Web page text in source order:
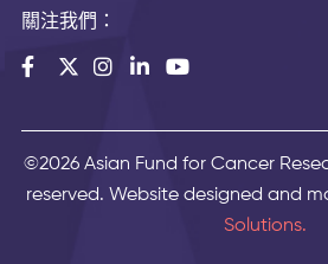
關注我們：
©2026 Asian Fund for Cancer
reserved. Website designed and
Solutions.